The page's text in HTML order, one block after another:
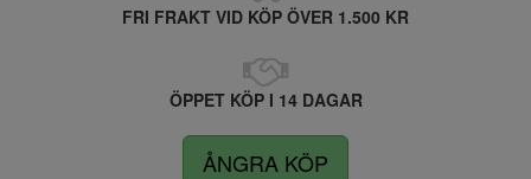
FRI FRAKT VID KÖP ÖVER 1.500 KR
ÖPPET KÖP I 14 DAGAR
ÅNGRA KÖP